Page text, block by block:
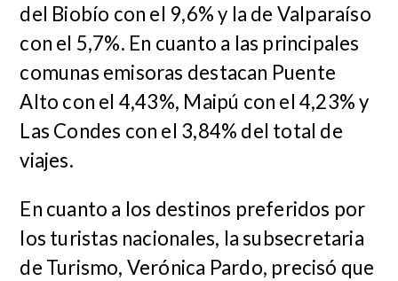
del Biobío con el 9,6% y la de Valparaíso
con el 5,7%. En cuanto a las principales
comunas emisoras destacan Puente
Alto con el 4,43%, Maipú con el 4,23% y
Las Condes con el 3,84% del total de
viajes.
En cuanto a los destinos preferidos por
los turistas nacionales, la subsecretaria
de Turismo, Verónica Pardo, precisó que